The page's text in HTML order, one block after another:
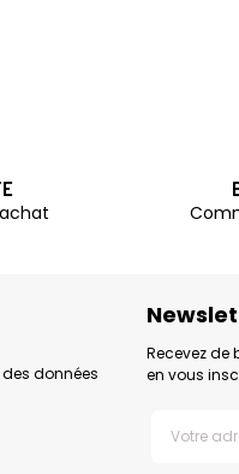
données
Recevez de
en vous